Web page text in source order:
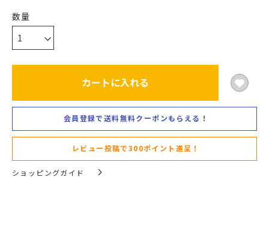
カートに入れる
会員登録で送料無料クーポンもらえる！
レビュー投稿で300ポイント進呈！
ショッピングガイド